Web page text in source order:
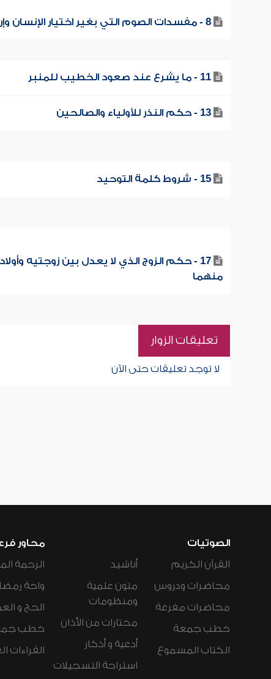
8 - مفسدات الصوم التي بغير اختيار الإنسان وإرادته
11 - ما يشرع عند صعود الخطيب للمنبر
13 - حكم النذر للأولياء والصالحين
15 - شروط كلمة التوحيد
17 - حكم الزوج الذي لا يعدل بين زوجتيه
منهما
تعليقات الزوار
لا توجد تعليقات حتى الآن
الصوتيات
القرآن الكريم
محاضرات ودروس
محاضرات مفرغة
خطب جمعة
الكتاب المسموع
أناشيد
متون علمية
ومنظومات
مختارات من الأذان
أدعية و أذكار
استراحة التسجيلات
محاور
الرحمة
واحة
الحج و
خطب
القراءات